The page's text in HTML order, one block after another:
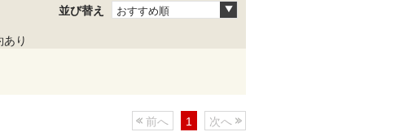
並び替え おすすめ順
あり
前へ 1 次へ